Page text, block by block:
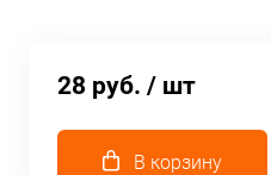
28 руб. / шт
В корзину